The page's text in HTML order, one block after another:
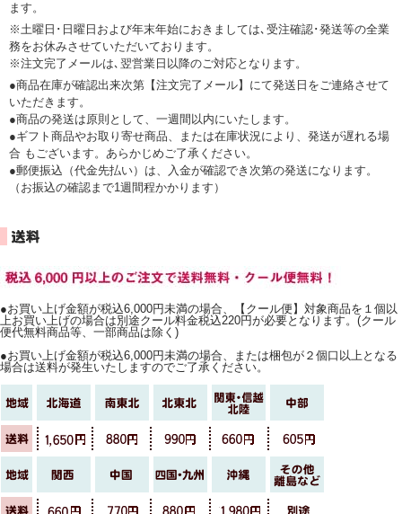
ます。
※土曜日･日曜日および年末年始におきましては､受注確認･発送等の全業
務をお休みさせていただいております。
※注文完了メールは､翌営業日以降のご対応となります。
●商品在庫が確認出来次第【注文完了メール】にて発送日をご連絡させて
いただきます。
●商品の発送は原則として、一週間以内にいたします。
●ギフト商品やお取り寄せ商品、または在庫状況により、発送が遅れる場
合 もございます。あらかじめご了承ください。
●郵便振込（代金先払い）は、入金が確認でき次第の発送になります。
（お振込の確認まで1週間程かかります）
●お買い上げ金額が税込6,000円未満の場合、【クール便】対象商品を１個以
上お買い上げの場合は別途クール料金税込220円が必要となります。(クール
便代無料商品等、一部商品は除く)
●お買い上げ金額が税込6,000円未満の場合、または梱包が２個口以上となる
場合は送料が発生いたしますのでご了承ください。